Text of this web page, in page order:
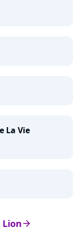
La Vie
arrow_right
Lion